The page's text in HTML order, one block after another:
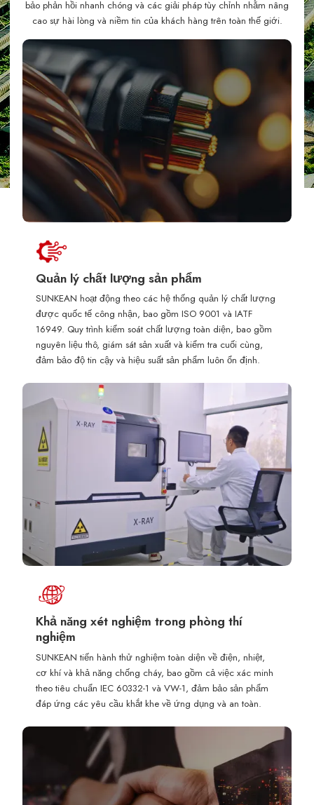
bảo phản hồi nhanh chóng và các giải pháp tùy chỉnh nhằm nâng
cao sự hài lòng và niềm tin của khách hàng trên toàn thế giới.
Quản lý chất lượng sản phẩm
SUNKEAN hoạt động theo các hệ thống quản lý chất lượng
được quốc tế công nhận, bao gồm ISO 9001 và IATF
16949. Quy trình kiểm soát chất lượng toàn diện, bao gồm
nguyên liệu thô, giám sát sản xuất và kiểm tra cuối cùng,
đảm bảo độ tin cậy và hiệu suất sản phẩm luôn ổn định.
Khả năng xét nghiệm trong phòng thí
nghiệm
SUNKEAN tiến hành thử nghiệm toàn diện về điện, nhiệt,
cơ khí và khả năng chống cháy, bao gồm cả việc xác minh
theo tiêu chuẩn IEC 60332-1 và VW-1, đảm bảo sản phẩm
đáp ứng các yêu cầu khắt khe về ứng dụng và an toàn.